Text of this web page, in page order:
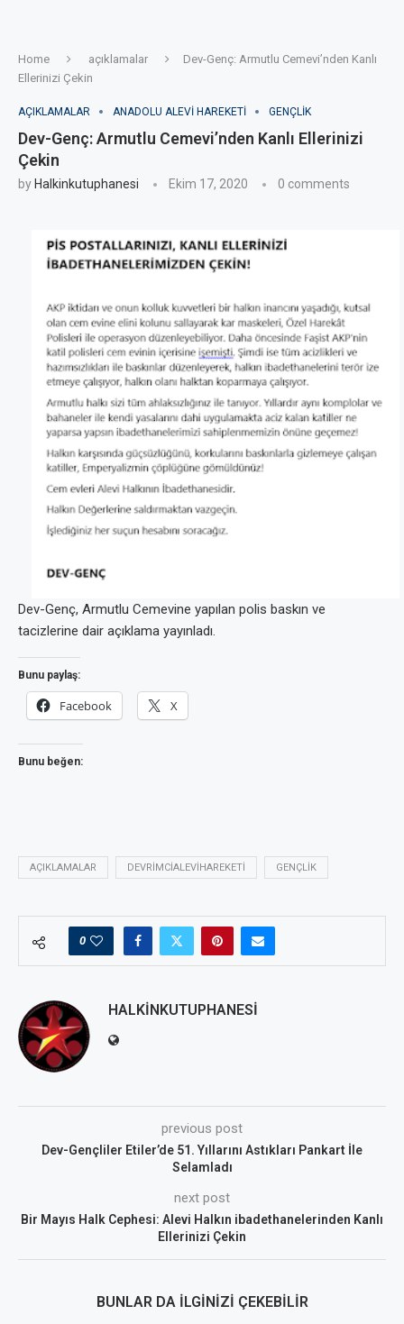
Home açıklamalar
Dev-Genç: Armutlu Cemevi’nden Kanlı
Ellerinizi Çekin
AÇIKLAMALAR ANADOLU ALEVI HAREKETI GENÇLIK
Dev-Genç: Armutlu Cemevi’nden Kanlı Ellerinizi
Çekin
by Halkinkutuphanesi Ekim 17, 2020 0 comments
Dev-Genç, Armutlu Cemevine yapılan polis baskın ve
tacizlerine dair açıklama yayınladı.
Bunu paylaş:
Facebook X
Bunu beğen:
AÇIKLAMALAR DEVRIMCIALEVIHAREKETI GENÇLIK
0
HALKINKUTUPHANESI
previous post
Dev-Gençliler Etiler’de 51. Yıllarını Astıkları Pankart İle
Selamladı
next post
Bir Mayıs Halk Cephesi: Alevi Halkın ibadethanelerinden Kanlı
Ellerinizi Çekin
BUNLAR DA İLGINIZI ÇEKEBILIR